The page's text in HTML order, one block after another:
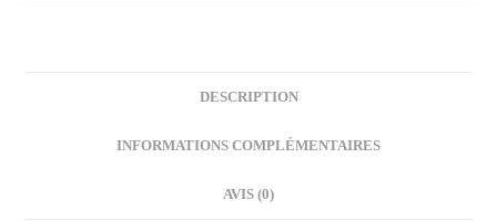
DESCRIPTION
INFORMATIONS COMPLÉMENTAIRES
AVIS (0)